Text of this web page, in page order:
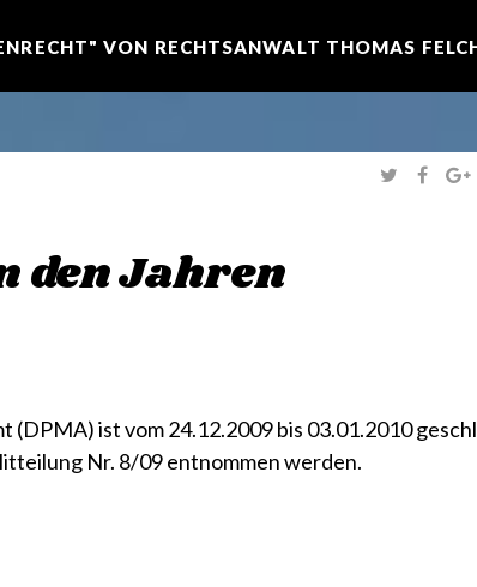
VON RECHTSANWALT THOMAS
T
W
F
A
G
O
den Jahren
ist vom 24.12.2009 bis 03.01.2010
Nr. 8/09entnommen werden.